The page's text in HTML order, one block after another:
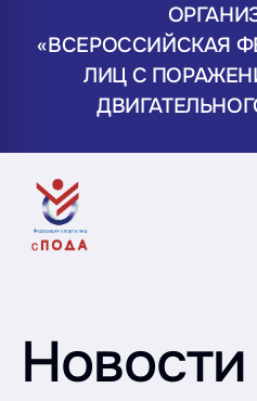
«ВСЕРОССИЙСКАЯ
ЛИЦ С
Новости